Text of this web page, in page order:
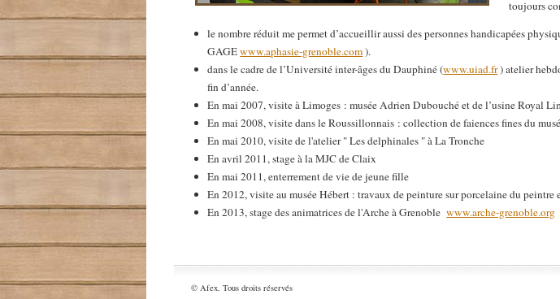
toujours
le nombre réduit me permet d’accueillir aussi des personnes handicapées
GAGEwww.aphasie-grenoble.com).
dans le cadre de l’Université inter-âges du Dauphiné (www.uiad.fr) atelier
fin d’année.
En mai 2007, visite à Limoges : musée Adrien Dubouché et de l’usine Royal
En mai 2008, visite dans le Roussillonnais : collection de faiences fines du
En mai 2010, visite de l'atelier " Les delphinales " à La Tronche
En avril 2011, stage à la MJC de Claix
En mai 2011, enterrement de vie de jeune fille
En 2012, visite au musée Hébert : travaux de peinture sur porcelaine du peintre
En 2013, stage des animatrices de l'Arche à Grenoblewww.arche-grenoble.org
© Afex. Tous droits réservés